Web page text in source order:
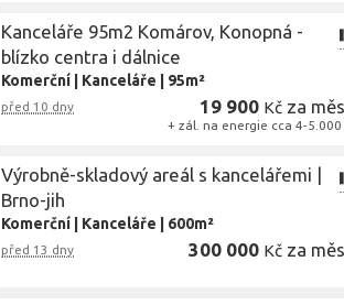
Kanceláře 95m2 Komárov, Konopná -
blízko centra i dálnice
Komerční Kanceláře 95m²
před 10 dny 19 900 Kč za
+ zál. na energie cca 4-5.000
Výrobně-skladový areál s kancelářemi |
Brno-jih
Komerční Kanceláře 600m²
před 13 dny 300 000 Kč za